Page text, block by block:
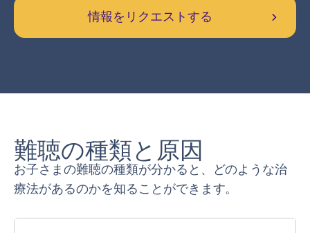
情報をリクエストする
難聴の種類と原因
お子さまの難聴の種類が分かると、どのような治
療法があるのかを知ることができます。